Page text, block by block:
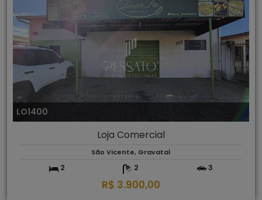
LO1400
Loja Comercial
São Vicente, Gravataí
2 2 3
R$ 3.900,00